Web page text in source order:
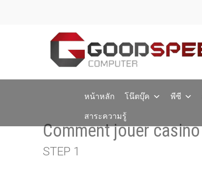
หน้าหลัก โน๊ตบุ๊ค พีซี
สาระความรู้
Comment jouer casino
STEP 1